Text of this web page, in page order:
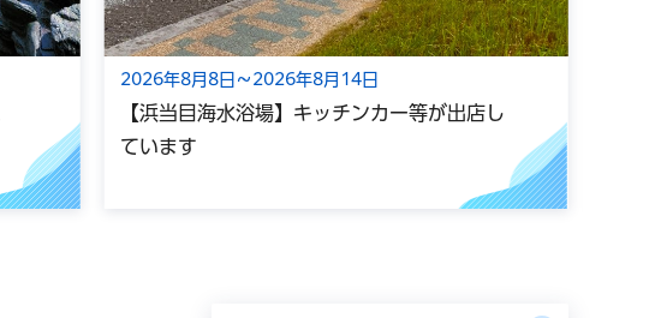
2026年8月8日～2026年8月14日
【浜当目海水浴場】キッチンカー等が出店し
ています